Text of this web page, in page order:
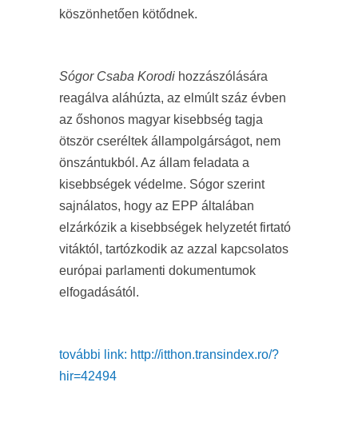
köszönhetően kötődnek.
Sógor Csaba Korodi hozzászólására
reagálva aláhúzta, az elmúlt száz évben
az őshonos magyar kisebbség tagja
ötször cseréltek állampolgárságot, nem
önszántukból. Az állam feladata a
kisebbségek védelme. Sógor szerint
sajnálatos, hogy az EPP általában
elzárkózik a kisebbségek helyzetét firtató
vitáktól, tartózkodik az azzal kapcsolatos
európai parlamenti dokumentumok
elfogadásától.
további link: http://itthon.transindex.ro/?
hir=42494